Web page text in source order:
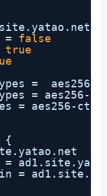
= false
true
=  aes256-
= aes256-
= aes256-cts-
{
=
=